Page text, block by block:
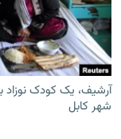
آرشیف، یک کودک نوزاد
شهر کابل